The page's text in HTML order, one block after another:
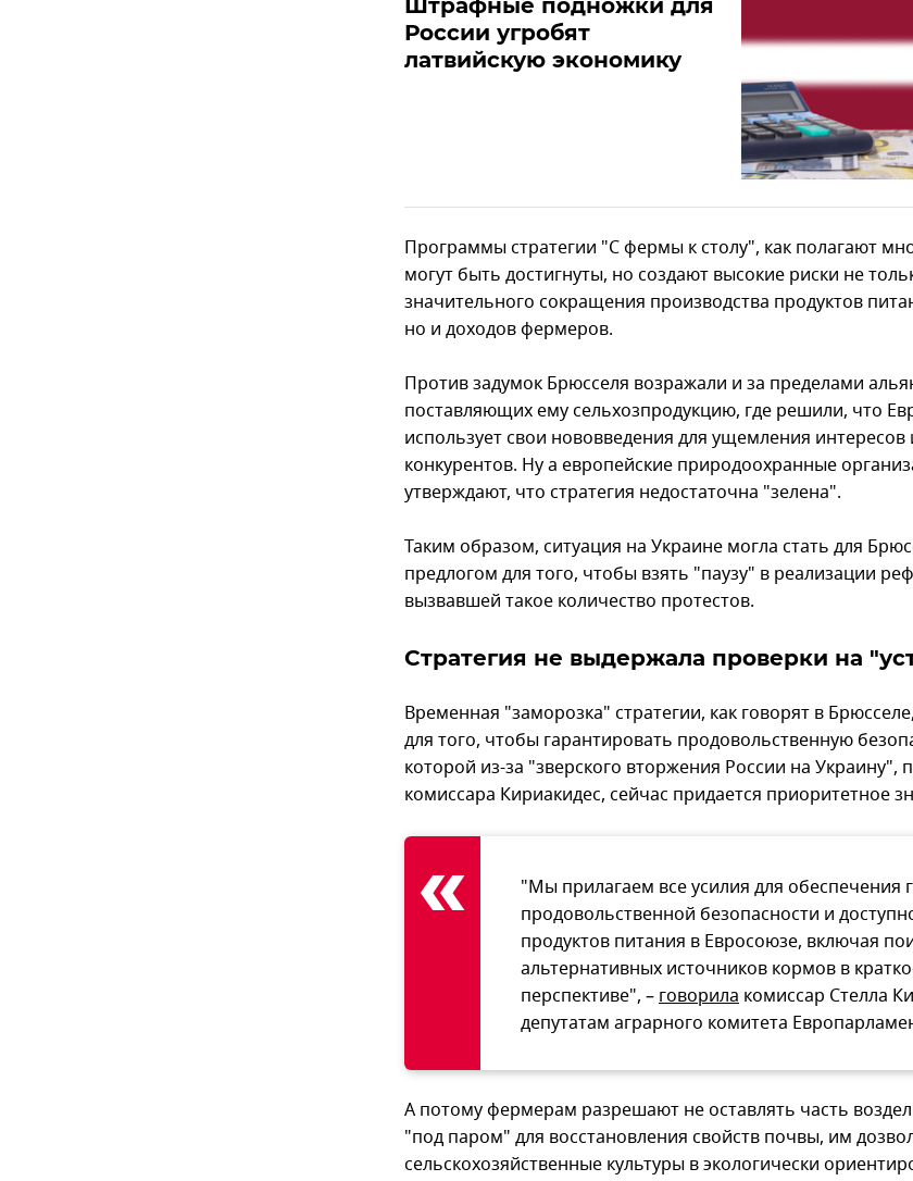
Штрафные подножки для
России угробят
латвийскую экономику
Программы стратегии "С фермы к столу", как полагают
могут быть достигнуты, но создают высокие риски не
значительного сокращения производства продуктов
но и доходов фермеров.
Против задумок Брюсселя возражали и за пределами
поставляющих ему сельхозпродукцию, где решили, что
использует свои нововведения для ущемления
конкурентов. Ну а европейские природоохранные
утверждают, что стратегия недостаточна "зелена".
Таким образом, ситуация на Украине могла стать для
предлогом для того, чтобы взять "паузу" в реализации
вызвавшей такое количество протестов.
Стратегия не выдержала проверки на
Временная "заморозка" стратегии, как говорят в
для того, чтобы гарантировать продовольственную
которой из-за "зверского вторжения России на
комиссара Кириакидес, сейчас придается приоритетное
"Мы прилагаем все усилия для обеспечения
продовольственной безопасности и
продуктов питания в Евросоюзе, включая
альтернативных источников кормов в
перспективе", –говорила комиссар Стелла
депутатам аграрного комитета
А потому фермерам разрешают не оставлять часть
"под паром" для восстановления свойств почвы, им
сельскохозяйственные культуры в экологически